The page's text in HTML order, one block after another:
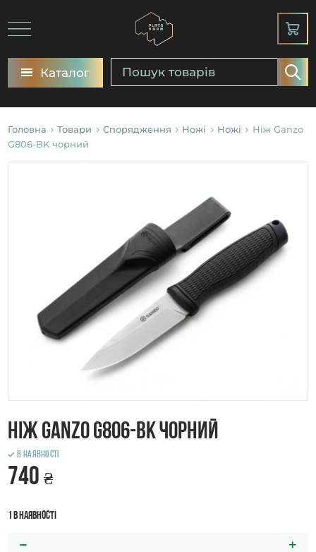
Каталог
Головна Товари Спорядження Ножі Ножі
Ніж Ganzo
G806-BK чорний
Ніж Ganzo G806-BK чорний
В наявності
740 ₴
1 в наявності